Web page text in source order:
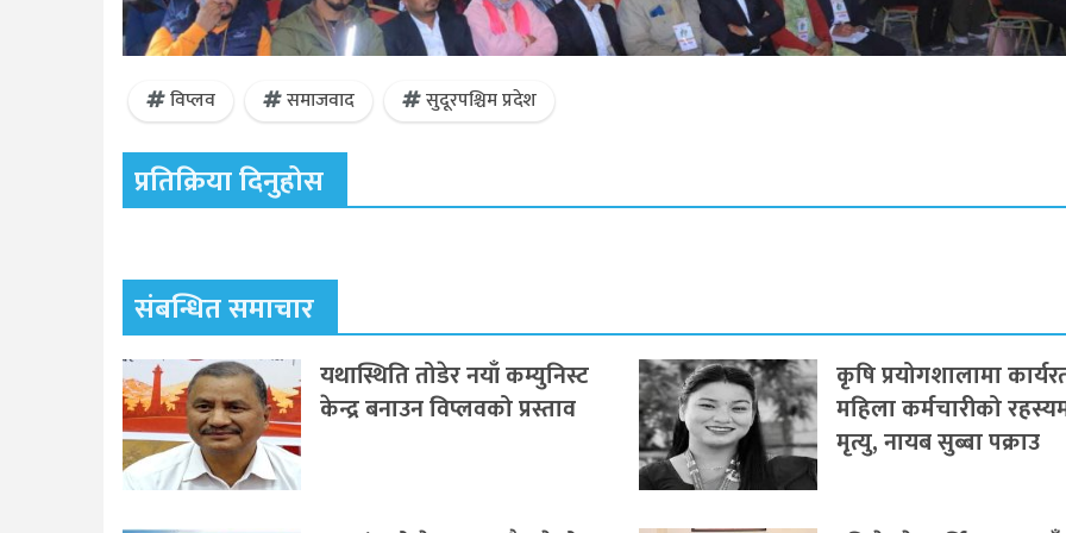
विप्लव समाजवाद सुदूरपश्चिम प्रदेश
प्रतिक्रिया दिनुहोस
संबन्धित समाचार
यथास्थिति तोडेर नयाँ कम्युनिस्ट
केन्द्र बनाउन विप्लवको प्रस्ताव
कृषि प्रयोगशालामा
महिला कर्मचारीको
मृत्यु, नायब सुब्बा पक्राउ